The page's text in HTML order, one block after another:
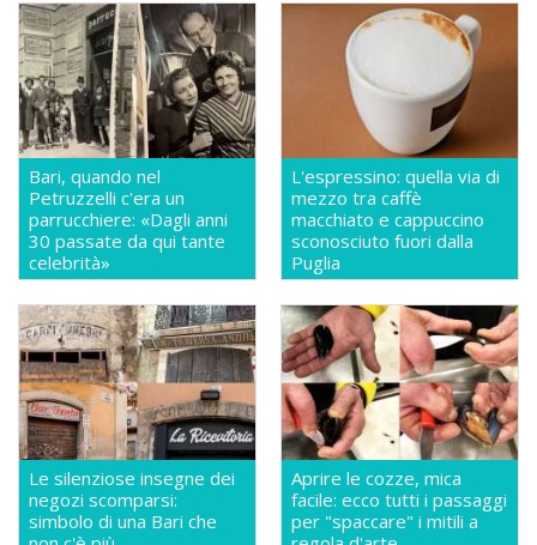
Bari, quando nel
Petruzzelli c'era un
parrucchiere: «Dagli anni
30 passate da qui tante
celebrità»
L'espressino: quella via di
mezzo tra caffè
macchiato e cappuccino
sconosciuto fuori dalla
Puglia
Le silenziose insegne dei
negozi scomparsi:
simbolo di una Bari che
Aprire le cozze, mica
facile: ecco tutti i passaggi
per "spaccare" i mitili a